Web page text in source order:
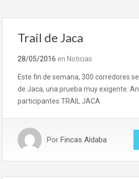
Trail de Jaca
28/05/2016 en Noticias
Este fin de semana, 300 corredores
de Jaca, una prueba muy exigente.
participantes TRAIL JACA
Por Fincas Aldaba